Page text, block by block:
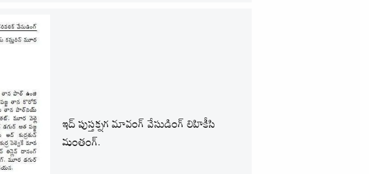
ఇద్ పుస్తక్నగ మావంగ్ వేసుడింగ్ లిహికీసి
మంతంగ్.